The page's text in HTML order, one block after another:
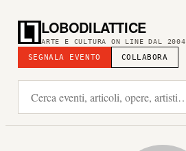
LOBODILATTICE
ARTE E CULTURA ON LINE DAL 2004
SEGNALA EVENTO COLLABORA